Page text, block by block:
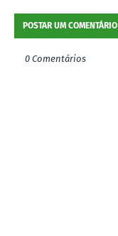
POSTAR UM COMENTÁRIO
0 Comentários